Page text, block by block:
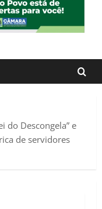
do Descongela” e
de servidores